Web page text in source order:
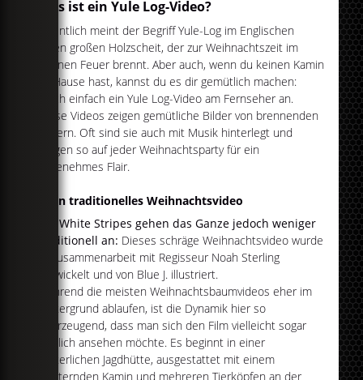
Was ist ein Yule Log-Video?
Eigentlich meint der Begriff Yule-Log im Englischen
einen großen Holzscheit, der zur Weihnachtszeit im
offenen Feuer brennt. Aber auch, wenn du keinen Kamin
zu Hause hast, kannst du es dir gemütlich machen:
mach einfach ein Yule Log-Video am Fernseher an.
Diese Videos zeigen gemütliche Bilder von brennenden
Feuern. Oft sind sie auch mit Musik hinterlegt und
sorgen so auf jeder Weihnachtsparty für ein
angenehmes Flair.
Kein traditionelles Weihnachtsvideo
Die White Stripes gehen das Ganze jedoch weniger
traditionell an: Dieses schräge Weihnachtsvideo wurde
in Zusammenarbeit mit Regisseur Noah Sterling
entwickelt und von Blue J. illustriert.
Während die meisten Weihnachtsbaumvideos eher im
Hintergrund ablaufen, ist die Dynamik hier so
überzeugend, dass man sich den Film vielleicht sogar
wirklich ansehen möchte. Es beginnt in einer
winterlichen Jagdhütte, ausgestattet mit einem
knisternden Kamin und mehreren Tierköpfen an der